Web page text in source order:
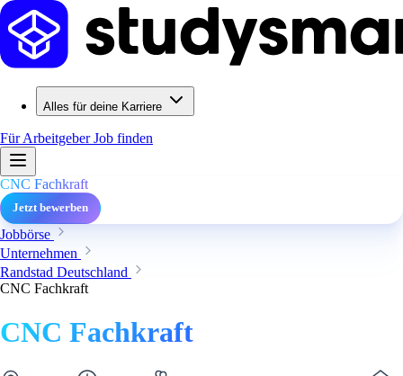
Alles für deine Karriere
Für ArbeitgeberJob finden
CNC Fachkraft
Jetzt bewerben
Jobbörse
Unternehmen
Randstad Deutschland
CNC Fachkraft
CNC Fachkraft